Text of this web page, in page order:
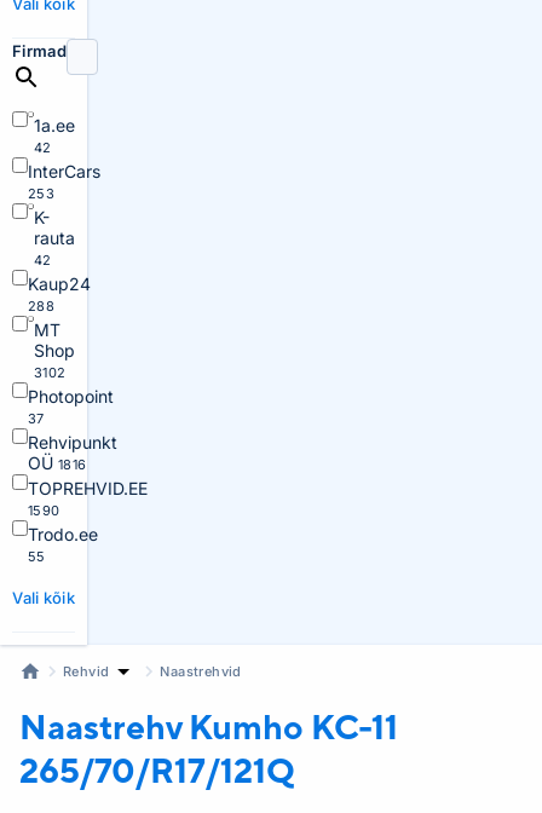
Firmad
1a.ee
42
InterCars
253
K-
rauta
42
Kaup24
288
MT
Shop
3102
Photopoint
37
Rehvipunkt
OÜ 1816
TOPREHVID.EE
1590
Trodo.ee
55
Vali kõik
Rehvid Naastrehvid
Naastrehv Kumho KC-11
265/70/R17/121Q